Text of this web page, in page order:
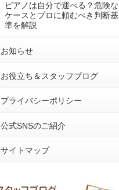
ピアノは自分で運べる？危険な
ケースとプロに頼むべき判断基
準を解説
お知らせ
お役立ち＆スタッフブログ
プライバシーポリシー
公式SNSのご紹介
サイトマップ